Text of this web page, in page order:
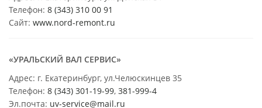
Телефон: 8 (343) 310 00 91
Сайт: www.nord-remont.ru
«УРАЛЬСКИЙ ВАЛ СЕРВИС»
Адрес: г. Екатеринбург, ул.Челюскинцев 35
Телефон: 8 (343) 301-19-99, 381-999-4
Эл.почта: uv-service@mail.ru